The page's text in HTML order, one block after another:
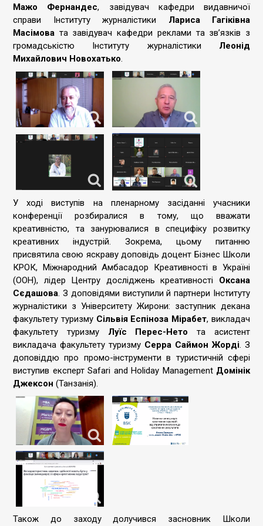
Мажо Фернандес, завідувач кафедри видавничої
справи Інституту журналістики Лариса Гагіківна
Масімова та завідувач кафедри реклами та зв’язків з
громадськістю Інституту журналістики Леонід
Михайлович Новохатько.
У ході виступів на пленарному засіданні учасники
конференції розбиралися в тому, що вважати
креативністю, та занурювалися в специфіку розвитку
креативних індустрій. Зокрема, цьому питанню
присвятила свою яскраву доповідь доцент Бізнес Школи
КРОК, Міжнародний Амбасадор Креативності в Україні
(ООН), лідер Центру досліджень креативності Оксана
Сєдашова. З доповідями виступили й партнери Інституту
журналістики з Університету Жирони: заступник декана
факультету туризмуСільвія Еспіноза Мірабет, викладач
факультету туризму Луїс Перес-Нето та асистент
викладача факультету туризму Серра Саймон Жорді. З
доповіддю про промо-інструменти в туристичній сфері
виступив експерт Safari and Holiday Management Домінік
Джексон (Танзанія).
Також до заходу долучився засновник Школи